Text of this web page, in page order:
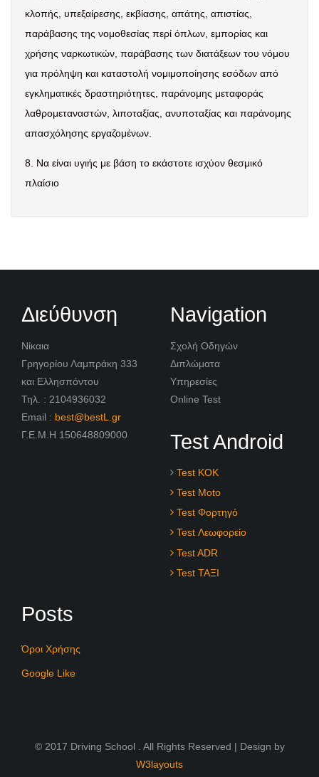
κλοπής, υπεξαίρεσης, εκβίασης, απάτης, απιστίας,
παράβασης της νομοθεσίας περί όπλων, εμπορίας και
χρήσης ναρκωτικών, παράβασης των διατάξεων του νόμου
για πρόληψη και καταστολή νομιμοποίησης εσόδων από
εγκληματικές δραστηριότητες, παράνομης μεταφοράς
λαθρομεταναστών, λιποταξίας, ανυποταξίας και παράνομης
απασχόλησης εργαζομένων.
8. Να είναι υγιής με βάση το εκάστοτε ισχύον θεσμικό
πλαίσιο
Διεύθυνση
Νίκαια
Γρηγορίου Λαμπράκη 333
και Ελλησπόντου
Τηλ. : 2104936032
Email : best@bestL.gr
Γ.Ε.Μ.Η 150648809000
Navigation
Σχολή Οδηγών
Διπλώματα
Υπηρεσίες
Online Test
Test Android
Test KOK
Test Moto
Test Φορτηγό
Test Λεωφορείο
Test ADR
Test ΤΑΞΙ
Posts
Όροι Χρήσης
Google Like
© 2017 Driving School . All Rights Reserved | Design by
W3layouts